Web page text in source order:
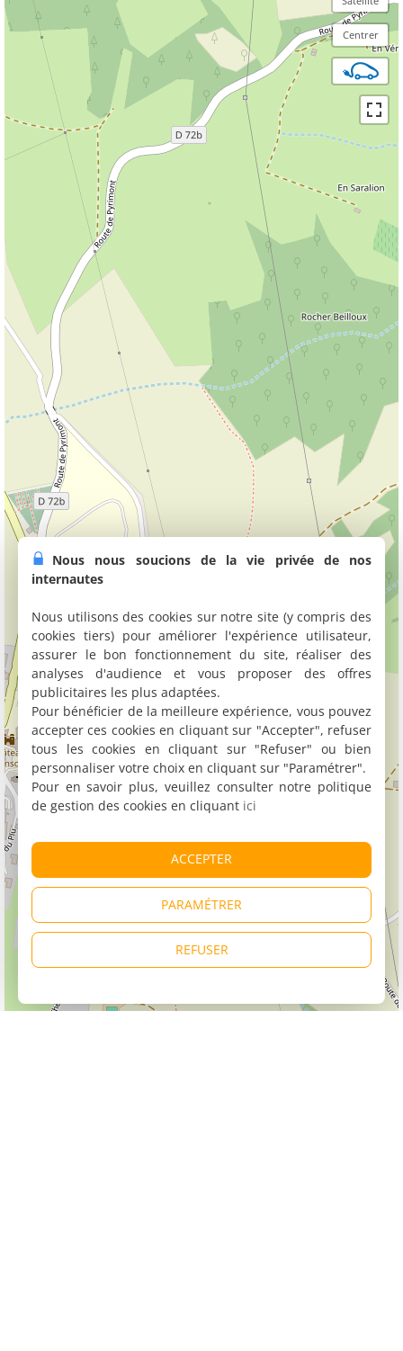
Centrer
Nous nous soucions de la vie privée de nos
internautes
Nous utilisons des cookies sur notre site (y compris des
cookies tiers) pour améliorer l'expérience utilisateur,
assurer le bon fonctionnement du site, réaliser des
analyses d'audience et vous proposer des offres
publicitaires les plus adaptées.
Pour bénéficier de la meilleure expérience, vous pouvez
accepter ces cookies en cliquant sur "Accepter", refuser
tous les cookies en cliquant sur "Refuser" ou bien
personnaliser votre choix en cliquant sur "Paramétrer".
Pour en savoir plus, veuillez consulter notre politique
de gestion des cookies en cliquant ici
ACCEPTER
PARAMÉTRER
REFUSER